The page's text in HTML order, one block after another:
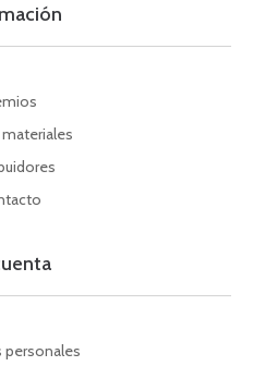
personales